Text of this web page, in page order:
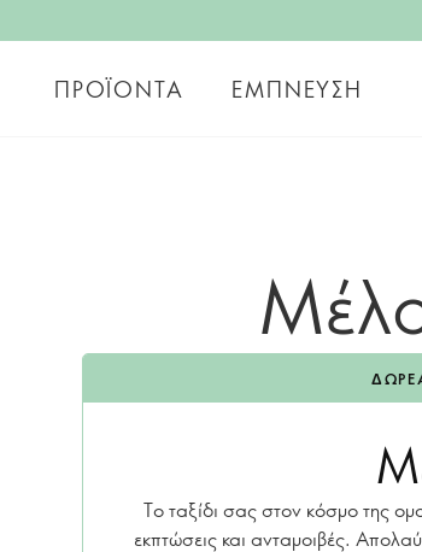
ΠΡΟΪΌΝΤΑ ΈΜΠΝΕΥΣΗ
Το ταξίδι σας στον κόσμο της
εκπτώσεις και ανταμοιβές.